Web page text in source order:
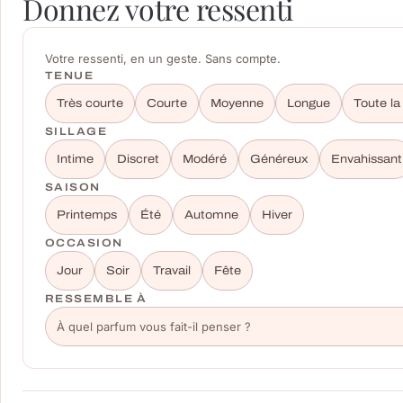
Donnez votre ressenti
Votre ressenti, en un geste. Sans compte.
TENUE
Très courte Courte Moyenne Longue Toute
SILLAGE
Intime Discret Modéré Généreux Envahissant
SAISON
Printemps Été Automne Hiver
OCCASION
Jour Soir Travail Fête
RESSEMBLE À